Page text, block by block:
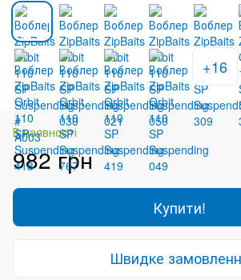
+16
В наявності
982 грн
Купити!
Швидке